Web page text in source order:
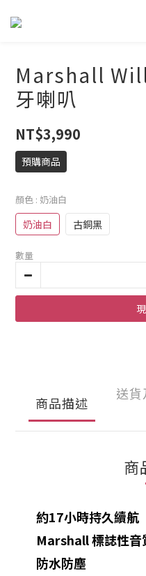
Marshall
牙喇叭
NT$3,990
預購商品
顏色 : 奶油白
奶油白 古銅黑
數量
商品描述
送
商
約17小時持久續航
Marshall 標誌性音
防水防塵